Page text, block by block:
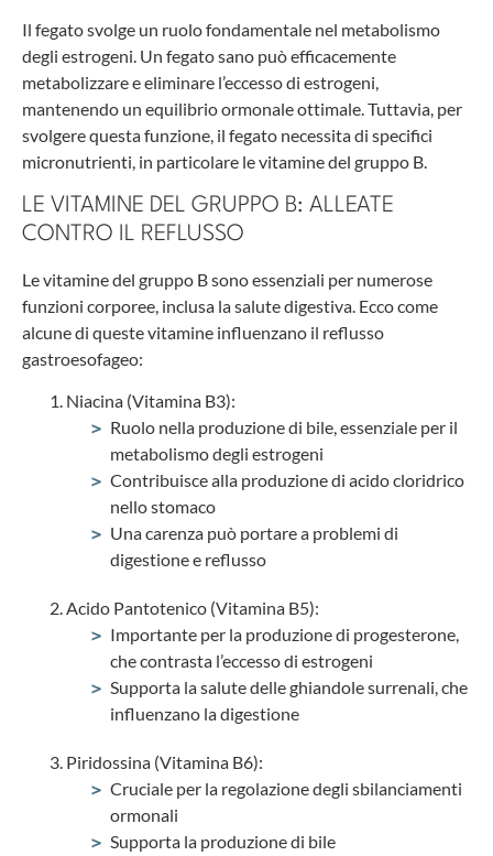
Il fegato svolge un ruolo fondamentale nel metabolismo
degli estrogeni. Un fegato sano può efficacemente
metabolizzare e eliminare l’eccesso di estrogeni,
mantenendo un equilibrio ormonale ottimale. Tuttavia, per
svolgere questa funzione, il fegato necessita di specifici
micronutrienti, in particolare le vitamine del gruppo B.
LE VITAMINE DEL GRUPPO B: ALLEATE
CONTRO IL REFLUSSO
Le vitamine del gruppo B sono essenziali per numerose
funzioni corporee, inclusa la salute digestiva. Ecco come
alcune di queste vitamine influenzano il reflusso
gastroesofageo:
Niacina (Vitamina B3):
Ruolo nella produzione di bile, essenziale per il
metabolismo degli estrogeni
Contribuisce alla produzione di acido cloridrico
nello stomaco
Una carenza può portare a problemi di
digestione e reflusso
Acido Pantotenico (Vitamina B5):
Importante per la produzione di progesterone,
che contrasta l’eccesso di estrogeni
Supporta la salute delle ghiandole surrenali, che
influenzano la digestione
Piridossina (Vitamina B6):
Cruciale per la regolazione degli sbilanciamenti
ormonali
Supporta la produzione di bile